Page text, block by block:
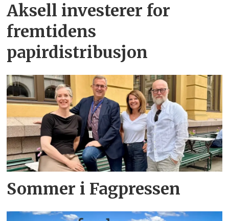
Aksell investerer for
fremtidens
papirdistribusjon
Sommer i Fagpressen